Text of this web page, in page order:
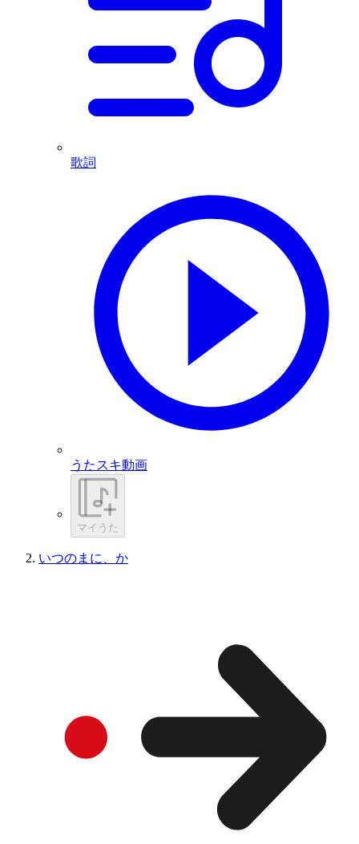
歌詞
うたスキ動画
マイうた
いつのまに、か